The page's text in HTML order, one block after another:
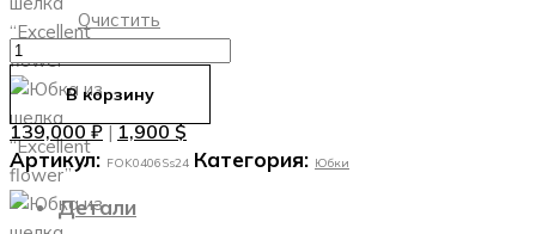
Очистить
Количество
товара
из
шелка
“Excellent
flower”
В корзину
139,000₽|1,900$
Артикул: FOK0406Ss24 Категория: Юбки
Детали